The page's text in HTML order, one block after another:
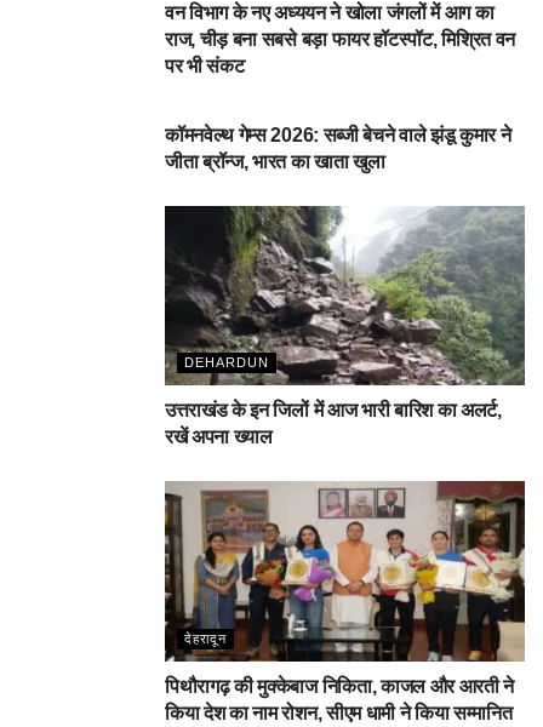
वन विभाग के नए अध्ययन ने खोला जंगलों में आग का
राज, चीड़ बना सबसे बड़ा फायर हॉटस्पॉट, मिश्रित वन
पर भी संकट
कॉमनवेल्थ गेम्स 2026: सब्जी बेचने वाले झंडू कुमार ने
जीता ब्रॉन्ज, भारत का खाता खुला
DEHARDUN
उत्तराखंड के इन जिलों में आज भारी बारिश का अलर्ट,
रखें अपना ख्याल
देहरादून
पिथौरागढ़ की मुक्केबाज निकिता, काजल और आरती ने
किया देश का नाम रोशन, सीएम धामी ने किया सम्मानित